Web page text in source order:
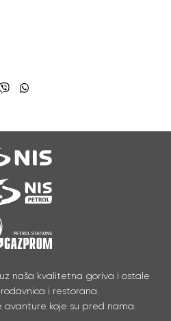
naša kvalitetna goriva i ostale
i restorana.
avanture koje su pred nama.